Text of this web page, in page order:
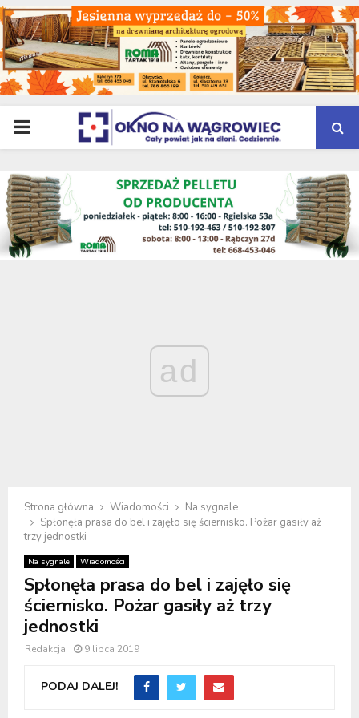
PRIMARY
MENU
ad
Strona główna Wiadomości
Na sygnale
Spłonęła prasa do bel i zajęło się ściernisko. Pożar gasiły aż
trzy jednostki
Na sygnale Wiadomości
Spłonęła prasa do bel i zajęło się
ściernisko. Pożar gasiły aż trzy
jednostki
Redakcja 9 lipca 2019
PODAJ DALEJ!